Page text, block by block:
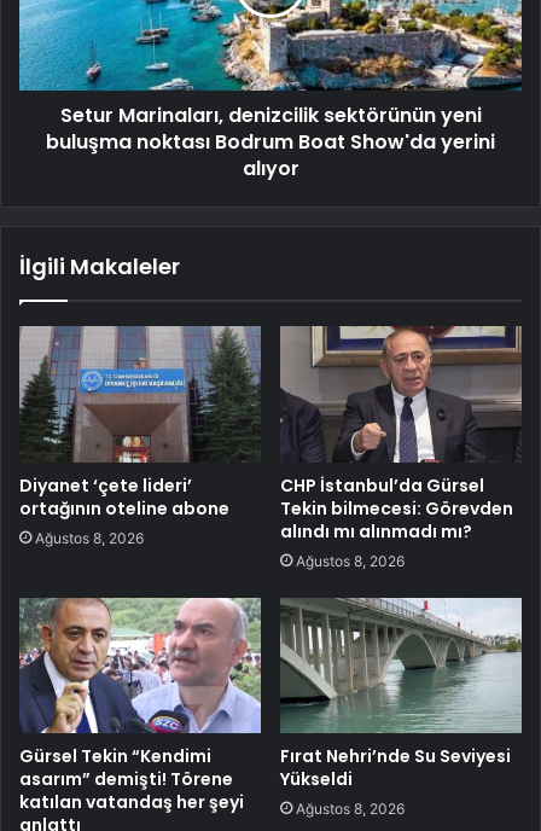
Setur Marinaları, denizcilik sektörünün yeni
buluşma noktası Bodrum Boat Show'da yerini
alıyor
İlgili Makaleler
Diyanet ‘çete lideri’
ortağının oteline abone
Ağustos 8, 2026
CHP İstanbul’da Gürsel
Tekin bilmecesi: Görevden
alındı mı alınmadı mı?
Ağustos 8, 2026
Gürsel Tekin “Kendimi
asarım” demişti! Törene
katılan vatandaş her şeyi
anlattı
Fırat Nehri’nde Su Seviyesi
Yükseldi
Ağustos 8, 2026